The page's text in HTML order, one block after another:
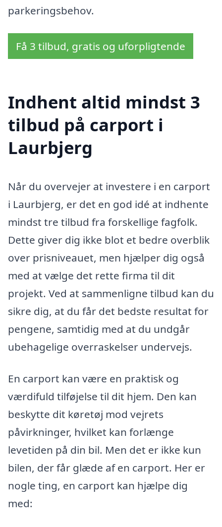
parkeringsbehov.
Få 3 tilbud, gratis og uforpligtende
Indhent altid mindst 3
tilbud på carport i
Laurbjerg
Når du overvejer at investere i en carport
i Laurbjerg, er det en god idé at indhente
mindst tre tilbud fra forskellige fagfolk.
Dette giver dig ikke blot et bedre overblik
over prisniveauet, men hjælper dig også
med at vælge det rette firma til dit
projekt. Ved at sammenligne tilbud kan du
sikre dig, at du får det bedste resultat for
pengene, samtidig med at du undgår
ubehagelige overraskelser undervejs.
En carport kan være en praktisk og
værdifuld tilføjelse til dit hjem. Den kan
beskytte dit køretøj mod vejrets
påvirkninger, hvilket kan forlænge
levetiden på din bil. Men det er ikke kun
bilen, der får glæde af en carport. Her er
nogle ting, en carport kan hjælpe dig
med: